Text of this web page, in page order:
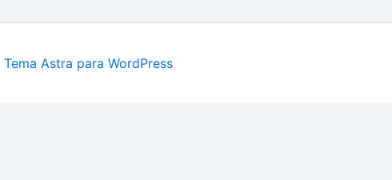
Tema Astra para WordPress